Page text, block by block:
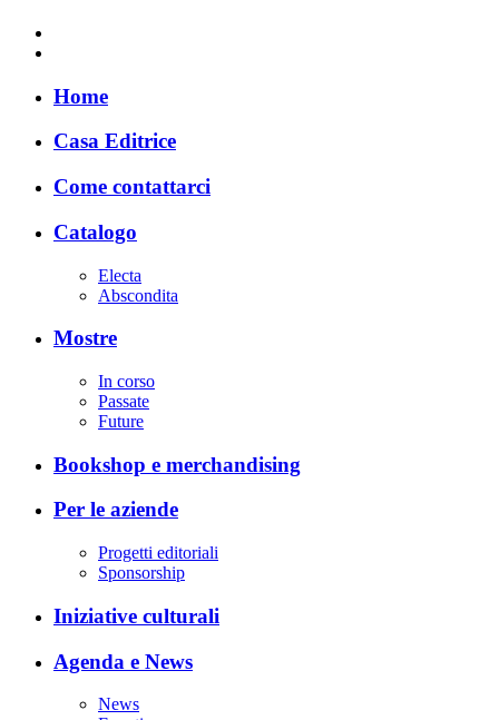
Home
Casa Editrice
Come contattarci
Catalogo
Electa
Abscondita
Mostre
In corso
Passate
Future
Bookshop e merchandising
Per le aziende
Progetti editoriali
Sponsorship
Iniziative culturali
Agenda e News
News